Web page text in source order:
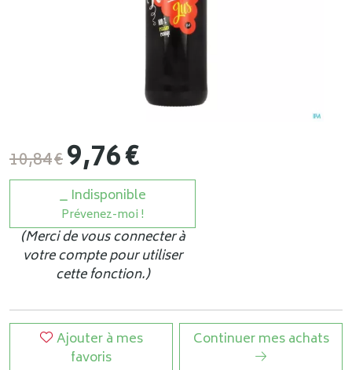
10,84€9,76€
Indisponible
Prévenez-moi !
(Merci de vous connecter à
votre compte pour utiliser
cette fonction.)
Ajouter à mes
favoris
Continuer mes achats